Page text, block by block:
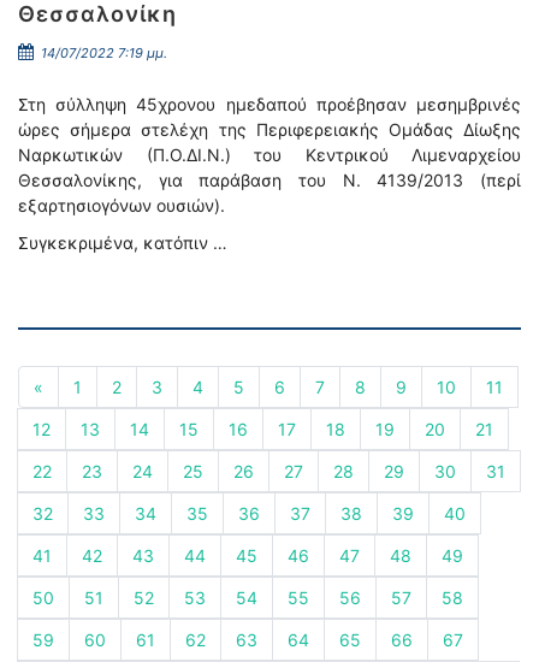
Θεσσαλονίκη
14/07/2022 7:19 μμ.
Στη σύλληψη 45χρονου ημεδαπού προέβησαν μεσημβρινές
ώρες σήμερα στελέχη της Περιφερειακής Ομάδας Δίωξης
Ναρκωτικών (Π.Ο.ΔΙ.Ν.) του Κεντρικού Λιμεναρχείου
Θεσσαλονίκης, για παράβαση του Ν. 4139/2013 (περί
εξαρτησιογόνων ουσιών).
Συγκεκριμένα, κατόπιν …
« 1 2 3 4 5 6 7 8 9 10 11
12 13 14 15 16 17 18 19 20 21
22 23 24 25 26 27 28 29 30 31
32 33 34 35 36 37 38 39 40
41 42 43 44 45 46 47 48 49
50 51 52 53 54 55 56 57 58
59 60 61 62 63 64 65 66 67